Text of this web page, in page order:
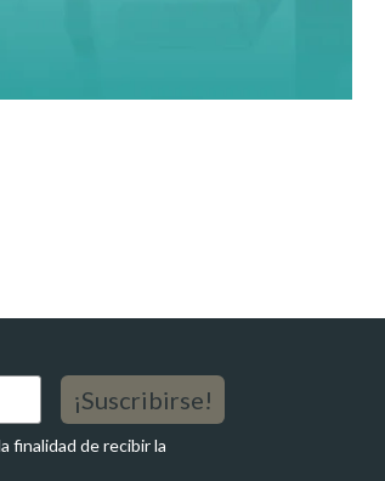
¡Suscribirse!
finalidad de recibir la